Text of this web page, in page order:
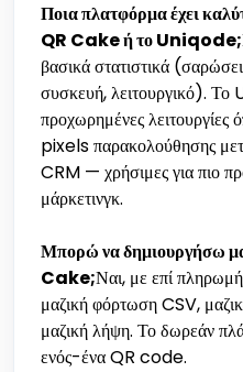
Ποια πλατφόρμα έχει
QR Cake ή το Uniqode;
βασικά στατιστικά
συσκευή, λειτουργικό).
προχωρημένες
pixels παρακολούθησης
CRM — χρήσιμες για πιο
μάρκετινγκ.
Μπορώ να δημιουργήσω
Cake;Ναι, με επί
μαζική φόρτωση CSV,
μαζική λήψη. Το δωρεάν
ενός-ένα QR code.